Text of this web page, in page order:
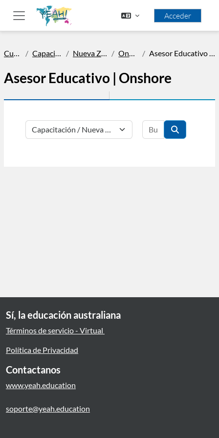
Salta al contenido principal
Panel lateral
Acceder
Cursos Capacitación Nueva Zelanda Onshore Asesor Educativo | Onshore
Asesor Educativo | Onshore
Categorías
Buscar cursos
Buscar
Sí, la educación australiana
Términos de servicio - Virtual
Política de Privacidad
Contactanos
www.yeah.education
soporte@yeah.education